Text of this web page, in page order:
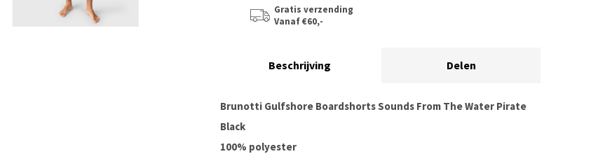
Gratis verzending
Vanaf €60,-
Beschrijving Delen
Brunotti Gulfshore Boardshorts Sounds From The Water Pirate
Black
100% polyester